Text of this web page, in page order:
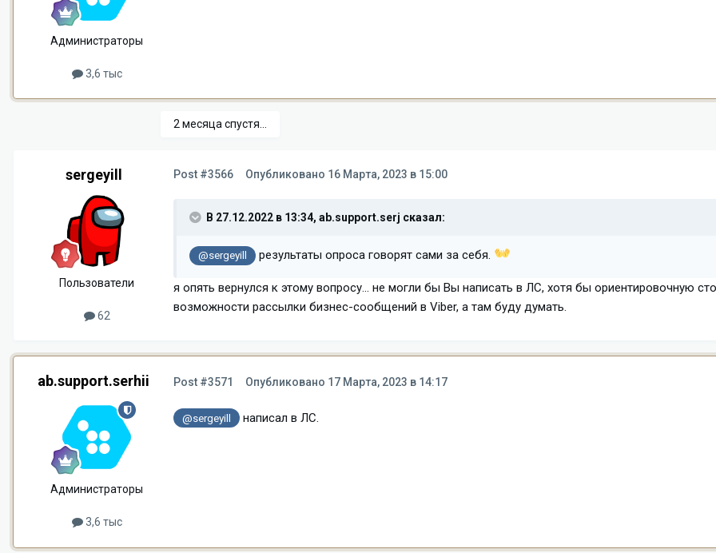
Администраторы
3,6 тыс
2 месяца спустя...
sergeyill
Пользователи
62
Post #3566 Опубликовано 16 Марта, 2023 в 15:00
В 27.12.2022 в 13:34, ab.support.serj сказал:
@sergeyill результаты опроса говорят сами за себя.
я опять вернулся к этому вопросу... не могли бы Вы написать в ЛС, хотя бы ориентировочную
возможности рассылки бизнес-сообщений в Viber, а там буду думать.
ab.support.serhii
Администраторы
3,6 тыс
Post #3571 Опубликовано 17 Марта, 2023 в 14:17
@sergeyill написал в ЛС.